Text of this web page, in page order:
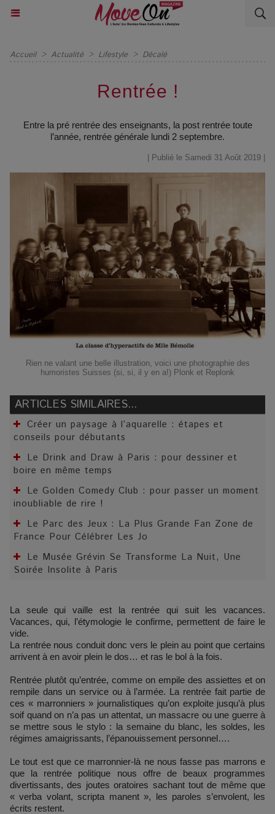
Accueil > Actualité > Lifestyle > Décalé
Rentrée !
Entre la pré rentrée des enseignants, la post rentrée toute
l’année, rentrée générale lundi 2 septembre.
| Publié le Samedi 31 Août 2019 |
Rien ne valant une belle illustration, voici une photographie des
humoristes Suisses (si, si, il y en a!) Plonk et Replonk
ARTICLES SIMILAIRES...
Créer un paysage à l’aquarelle : étapes et
conseils pour débutants
Le Drink and Draw à Paris : pour dessiner et
boire en même temps
Le Golden Comedy Club : pour passer un moment
inoubliable de rire !
Le Parc des Jeux : La Plus Grande Fan Zone de
France Pour Célébrer Les Jo
Le Musée Grévin Se Transforme La Nuit, Une
Soirée Insolite à Paris
La seule qui vaille est la rentrée qui suit les vacances.
Vacances, qui, l’étymologie le confirme, permettent de faire le
vide.
La rentrée nous conduit donc vers le plein au point que certains
arrivent à en avoir plein le dos… et ras le bol à la fois.
Rentrée plutôt qu’entrée, comme on empile des assiettes et on
rempile dans un service ou à l’armée. La rentrée fait partie de
ces « marronniers » journalistiques qu’on exploite jusqu’à plus
soif quand on n’a pas un attentat, un massacre ou une guerre à
se mettre sous le stylo : la semaine du blanc, les soldes, les
régimes amaigrissants, l’épanouissement personnel….
Le tout est que ce marronnier-là ne nous fasse pas marrons e
que la rentrée politique nous offre de beaux programmes
divertissants, des joutes oratoires sachant tout de même que
« verba volant, scripta manent », les paroles s’envolent, les
écrits restent.